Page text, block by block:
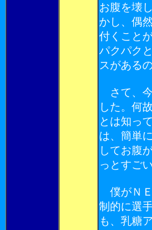
お腹を壊
かし、偶
付くこと
パクパク
スがある
さて、今
した。何
とは知っ
は、簡単
してお腹
っとすご
僕がＮＥ
制的に選
も、乳糖